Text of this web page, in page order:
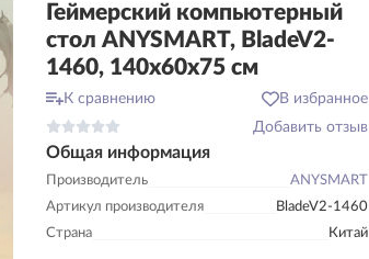
Геймерский компьютерный
стол ANYSMART, BladeV2-
1460, 140х60х75 см
К сравнению
В избранное
Добавить отзыв
Общая информация
Производитель
ANYSMART
Артикул производителя
BladeV2-1460
Страна
Китай